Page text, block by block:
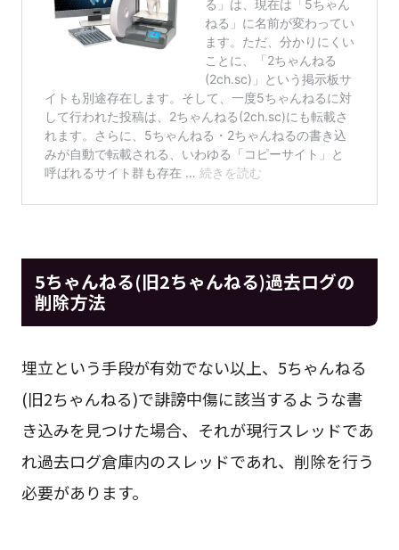
5ちゃんねる(旧2ちゃんねる)過去ログの
削除方法
埋立という手段が有効でない以上、5ちゃんねる
(旧2ちゃんねる)で誹謗中傷に該当するような書
き込みを見つけた場合、それが現行スレッドであ
れ過去ログ倉庫内のスレッドであれ、削除を行う
必要があります。